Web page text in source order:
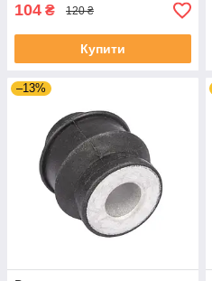
104 ₴ 120 ₴
Купити
–13%